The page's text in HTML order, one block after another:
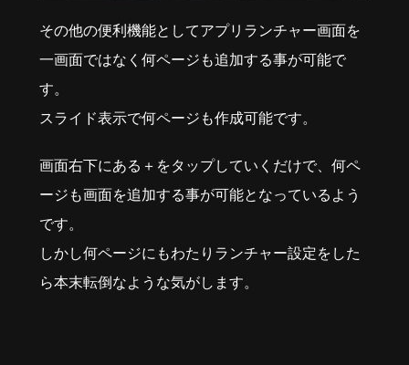
その他の便利機能としてアプリランチャー画面を
一画面ではなく何ページも追加する事が可能で
す。
スライド表示で何ページも作成可能です。
画面右下にある＋をタップしていくだけで、何ペ
ージも画面を追加する事が可能となっているよう
です。
しかし何ページにもわたりランチャー設定をした
ら本末転倒なような気がします。